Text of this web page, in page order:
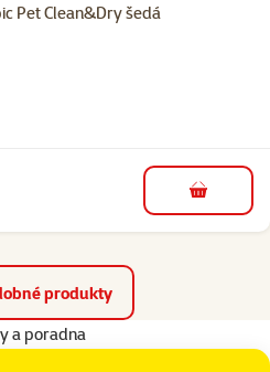
Pet Clean&Dry šedá
do košíku
produkty
a poradna